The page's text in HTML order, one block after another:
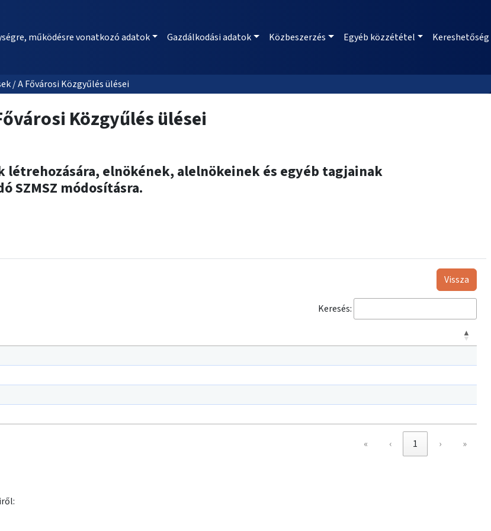
működésre vonatkozó adatok Gazdálkodási adatok Közbeszerzés Egyéb közzététel Kereshetőség
/ A Fővárosi Közgyűlés ülései
Közgyűlés ülései
létrehozására, elnökének, alelnökeinek és egyéb tagjainak
SZMSZ módosításra.
Vissza
Keresés:
« ‹ 1 › »